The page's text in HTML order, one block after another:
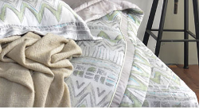
提供之「AFTEE先享後付」服務完成之交
個人資料，並將交易相關給付款項請求債
。
瀏覽以下網址：
定代理人或監護人之同意方可使用
意申辦者引起之損失，本公司不負相關責